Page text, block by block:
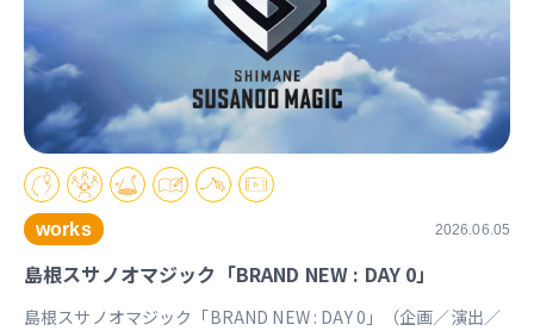
works 2026.06.05
島根スサノオマジック「BRAND NEW : DAY 0」
島根スサノオマジック「BRAND NEW : DAY 0」（企画／演出／